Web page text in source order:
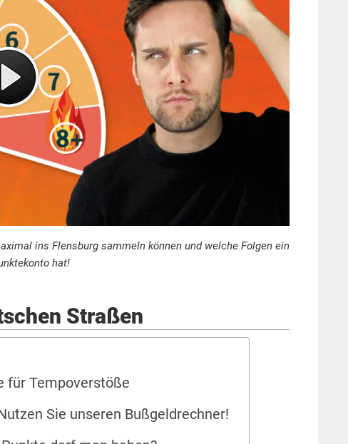
ins Flensburg sammeln können und welche Folgen ein
hat!
Straßen
für Tempoverstöße
Sie unseren Bußgeldrechner!